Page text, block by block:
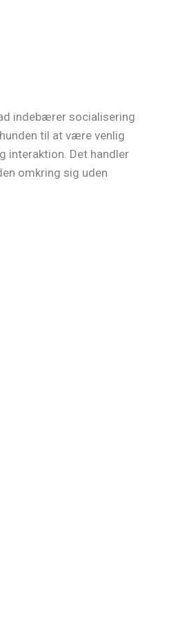
indebærer socialisering
til at være venlig
interaktion. Det handler
omkring sig uden